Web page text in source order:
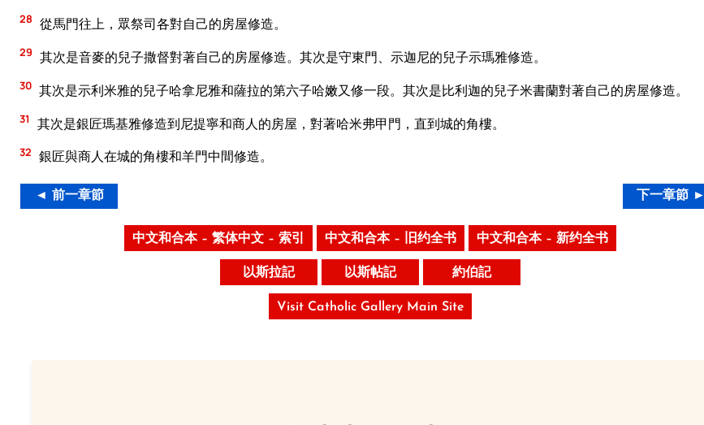
28 從馬門往上，眾祭司各對自己的房屋修造。
29 其次是音麥的兒子撒督對著自己的房屋修造。其次是守東門、示迦尼的兒子示瑪雅修造。
30 其次是示利米雅的兒子哈拿尼雅和薩拉的第六子哈嫩又修一段。其次是比利迦的兒子米書蘭對著自己的房屋修造。
31 其次是銀匠瑪基雅修造到尼提寧和商人的房屋，對著哈米弗甲門，直到城的角樓。
32 銀匠與商人在城的角樓和羊門中間修造。
◄ 前一章節 下一章節 ►
中文和合本 – 繁体中文 – 索引 中文和合本 – 旧约全书 中文和合本 – 新约全书
以斯拉記 以斯帖記 約伯記
Visit Catholic Gallery Main Site